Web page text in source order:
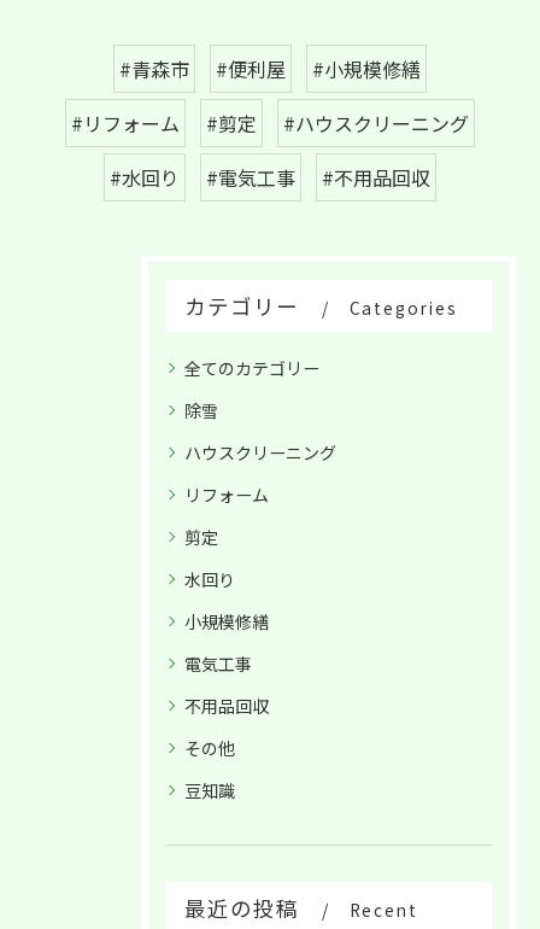
#青森市 #便利屋
#小規模修繕
#リフォーム
#剪定
#ハウスクリーニング
#水回り
#電気工事 #不用品回収
カテゴリー Categories
全てのカテゴリー
除雪
ハウスクリーニング
リフォーム
剪定
水回り
小規模修繕
電気工事
不用品回収
その他
豆知識
最近の投稿
Recent